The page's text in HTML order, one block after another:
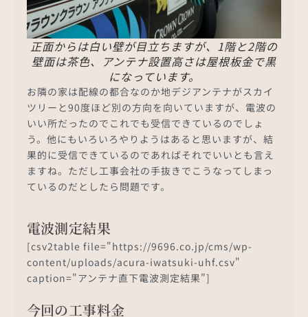
正面からは白い壁が目立ちますが、1階と2階の
壁面は茶色、アンテナ設置高さは屋根板金で黒
になっています。
お隣の家は配線の都合なのか地デジアンテナがスカイ
ツリーと90度ほど別の方向を向いていますが、電波の
いい所だったのでこれでも受信できているのでしょ
う。他にもいろいろやりようはあると思いますが、結
果的に受信できているのであればそれでいいとも言え
ますね。ただし工事会社の手抜きでこうなってしまっ
ているのだとしたら問題です。
電波測定結果
[csv2table file="https://9696.co.jp/cms/wp-
content/uploads/acura-iwatsuki-uhf.csv"
caption="アンテナ直下電波測定結果"]
今回の工事料金